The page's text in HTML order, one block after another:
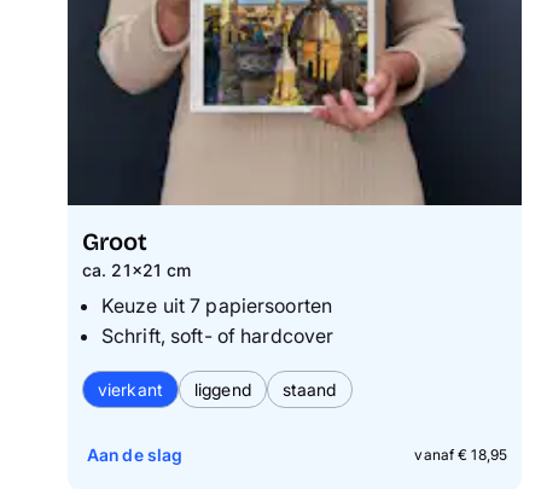
Groot
ca. 21x21 cm
Keuze uit 7 papiersoorten
Schrift, soft- of hardcover
vierkant liggend staand
vanaf € 18,95
Aan de slag